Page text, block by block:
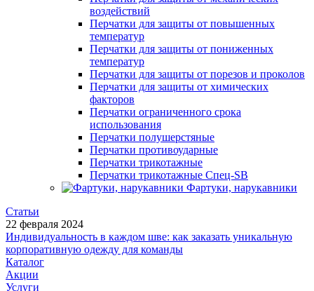
воздействий
Перчатки для защиты от повышенных
температур
Перчатки для защиты от пониженных
температур
Перчатки для защиты от порезов и проколов
Перчатки для защиты от химических
факторов
Перчатки ограниченного срока
использования
Перчатки полушерстяные
Перчатки противоударные
Перчатки трикотажные
Перчатки трикотажные Спец-SB
Фартуки, нарукавники
Статьи
22 февраля 2024
Индивидуальность в каждом шве: как заказать уникальную
корпоративную одежду для команды
Каталог
Акции
Услуги